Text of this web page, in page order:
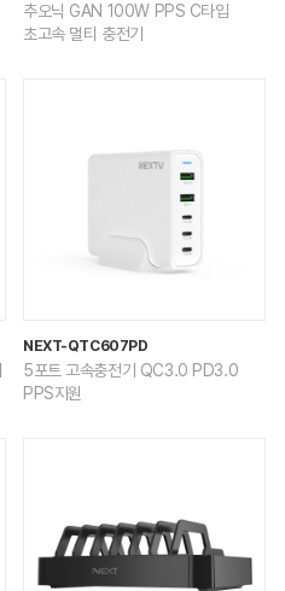
추오닉 GAN 100W PPS C타입
초고속 멀티 충전기
NEXT-QTC607PD
5포트 고속충전기 QC3.0 PD3.0
PPS지원